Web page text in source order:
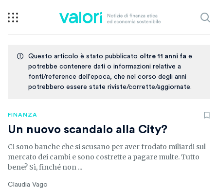
Questo articolo è stato pubblicato oltre 11 anni fa e
potrebbe contenere dati o informazioni relative a
fonti/reference dell'epoca, che nel corso degli anni
potrebbero essere state riviste/corrette/aggiornate.
FINANZA
Un nuovo scandalo alla City?
Ci sono banche che si scusano per aver frodato miliardi sul
mercato dei cambi e sono costrette a pagare multe. Tutto
bene? Sì, finché non ...
Claudia Vago